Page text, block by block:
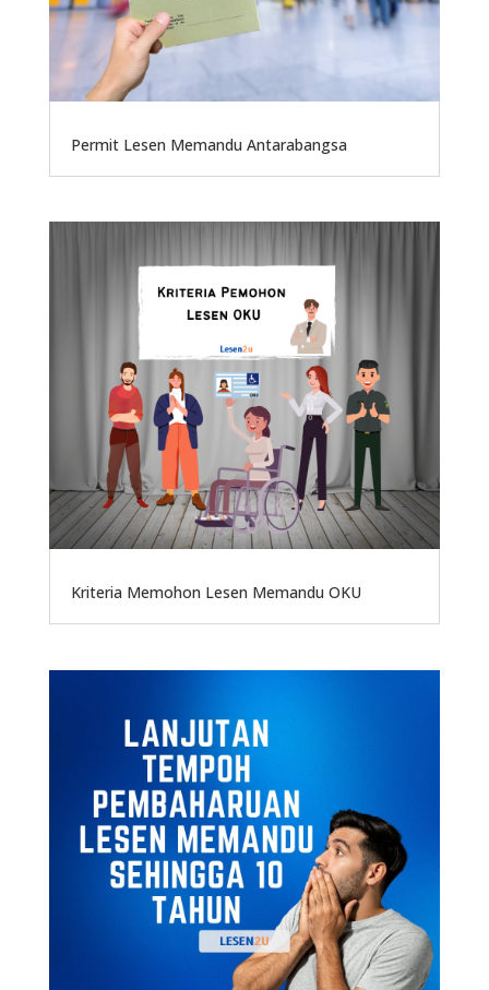
Permit Lesen Memandu Antarabangsa
Kriteria Memohon Lesen Memandu OKU